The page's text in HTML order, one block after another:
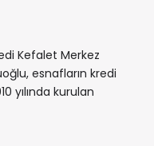
Kefalet Merkez
esnafların kredi
yılında kurulan